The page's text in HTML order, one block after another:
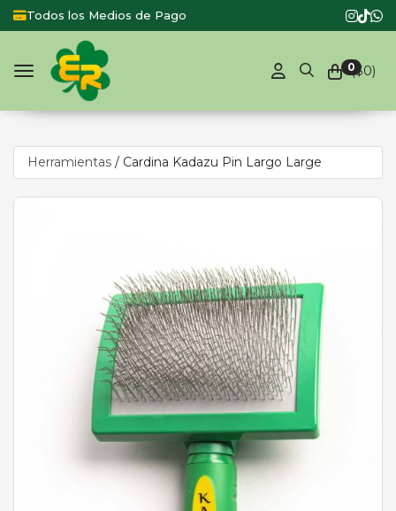
Todos los Medios de Pago
0($0)
Toggle navigation
Herramientas / Cardina Kadazu Pin Largo Large